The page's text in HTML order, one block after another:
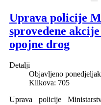
Uprava policije
sprovedene
opojne drog
Detalji
Objavljeno
Klikova: 705
Uprava policije